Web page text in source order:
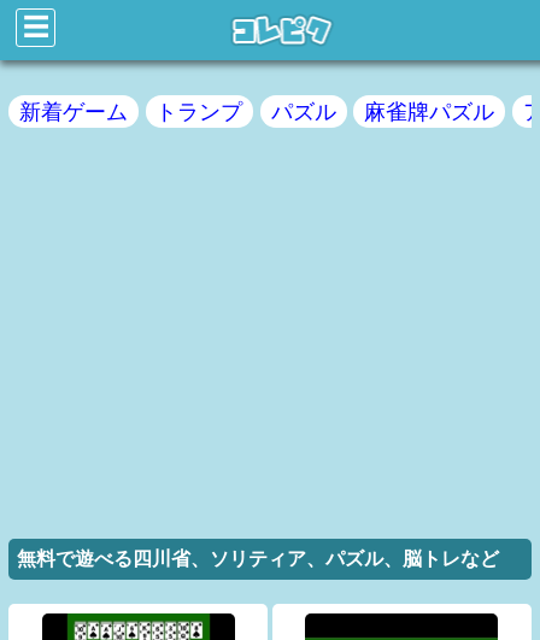
☰
新着ゲーム トランプ パズル 麻雀牌パズル
無料で遊べる四川省、ソリティア、パズル、脳トレなど